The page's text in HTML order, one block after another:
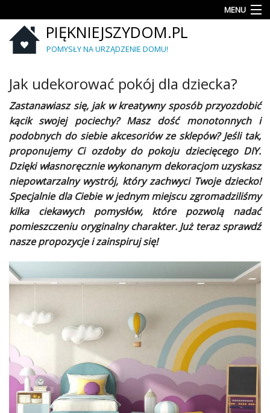
MENU
Aranżacje
wnętrz
Sypialnia
Salon
Zrób
to
sam
Ogród
Dodatki
dziecięcy
Przedpokój
Najlepsze
PIĘKNIEJSZYDOM.PL
POMYSŁY NA URZĄDZENIE DOMU!
Jak udekorować pokój dla dziecka?
Zastanawiasz się, jak w kreatywny sposób przyozdobić
kącik swojej pociechy? Masz dość monotonnych i
podobnych do siebie akcesoriów ze sklepów? Jeśli tak,
proponujemy Ci ozdoby do pokoju dziecięcego DIY.
Dzięki własnoręcznie wykonanym dekoracjom uzyskasz
niepowtarzalny wystrój, który zachwyci Twoje dziecko!
Specjalnie dla Ciebie w jednym miejscu zgromadziliśmy
kilka ciekawych pomysłów, które pozwolą nadać
pomieszczeniu oryginalny charakter. Już teraz sprawdź
nasze propozycje i zainspiruj się!